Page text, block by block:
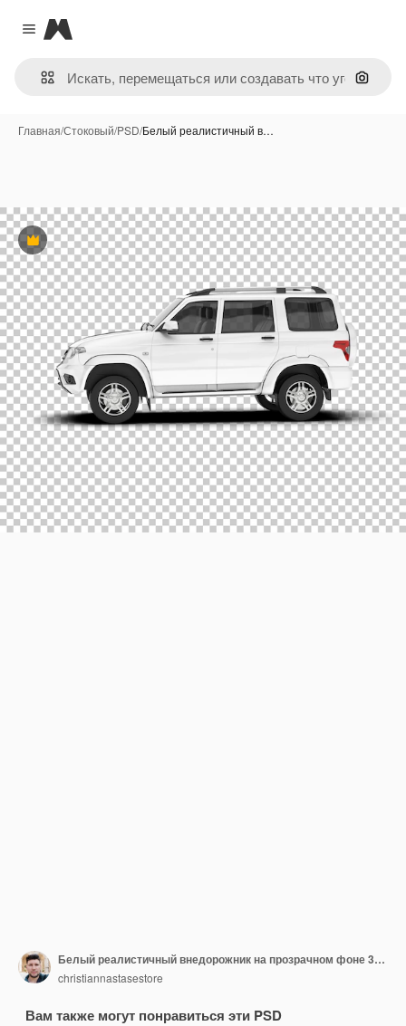
Close menu
Magnific
Поиск
Главная/Стоковый/PSD/Белый реалистичный в…
Премиум
Белый реалистичный внедорожник на прозрачном фоне 3d рендеринг иллюстрации
christiannastasestore
Вам также могут понравиться эти PSD